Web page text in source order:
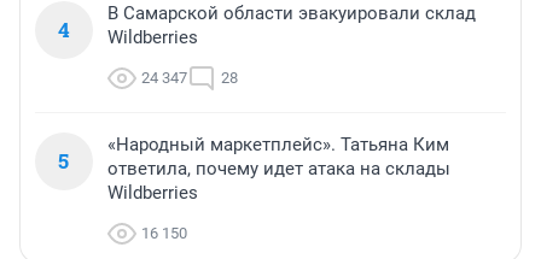
4
В Самарской области эвакуировали склад
Wildberries
24 347 28
5
«Народный маркетплейс». Татьяна Ким
ответила, почему идет атака на склады
Wildberries
16 150